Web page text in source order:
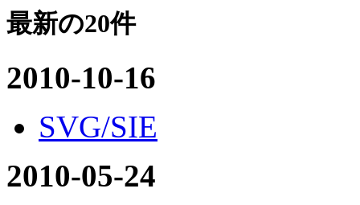
最新の20件
2010-10-16
SVG/SIE
2010-05-24